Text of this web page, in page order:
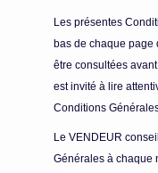
Les présentes
bas de chaque page
être consultées
est invité à lire
Conditions
Le VENDEUR
Générales à chaque